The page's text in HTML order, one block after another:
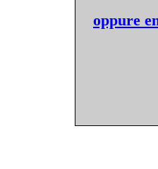
oppure